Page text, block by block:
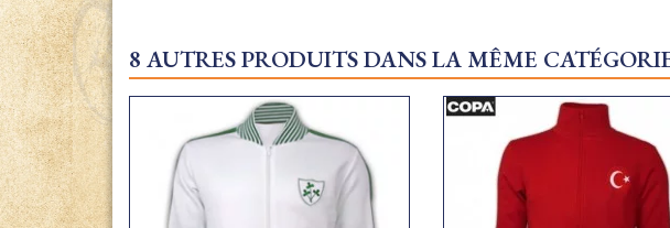
8 AUTRES PRODUITS DANS LA MÊME